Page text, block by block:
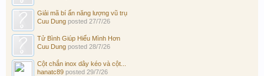
Giải mã bí ẩn năng lượng vũ trụ
Cuu Dung posted 27/7/26
Tử Bình Giúp Hiểu Mình Hơn
Cuu Dung posted 28/7/26
Cột chắn inox dây kéo và cột...
hanatc89 posted 29/7/26